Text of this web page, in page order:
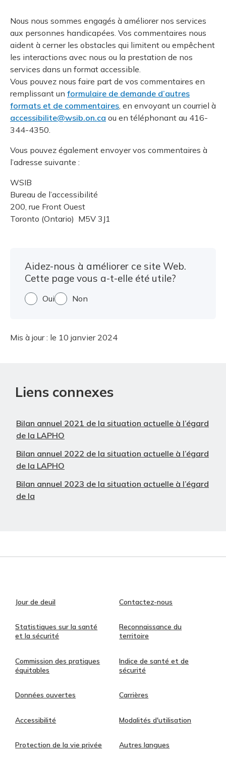
Nous nous sommes engagés à améliorer nos services
aux personnes handicapées. Vos commentaires nous
aident à cerner les obstacles qui limitent ou empêchent
les interactions avec nous ou la prestation de nos
services dans un format accessible.
Vous pouvez nous faire part de vos commentaires en
remplissant un formulaire de demande d’autres
formats et de commentaires , en envoyant un courriel à
accessibilite@wsib.on.ca ou en téléphonant au 416-
344-4350.
Vous pouvez également envoyer vos commentaires à
l’adresse suivante :
WSIB
Bureau de l’accessibilité
200, rue Front Ouest
Toronto (Ontario) M5V 3J1
Aidez-nous à améliorer ce site Web.
Cette page vous a-t-elle été utile?
Oui Non
Mis à jour : le 10 janvier 2024
Liens connexes
Bilan annuel 2021 de la situation actuelle à l’égard
de la LAPHO
Bilan annuel 2022 de la situation actuelle à l’égard
de la LAPHO
Bilan annuel 2023 de la situation actuelle à l’égard
de la
Jour de deuil Contactez-nous
Statistiques sur la santé
et la sécurité
Reconnaissance du
territoire
Commission des pratiques
équitables
Indice de santé et de
sécurité
Données ouvertes Carrières
Accessibilité Modalités d'utilisation
Protection de la vie privée Autres langues